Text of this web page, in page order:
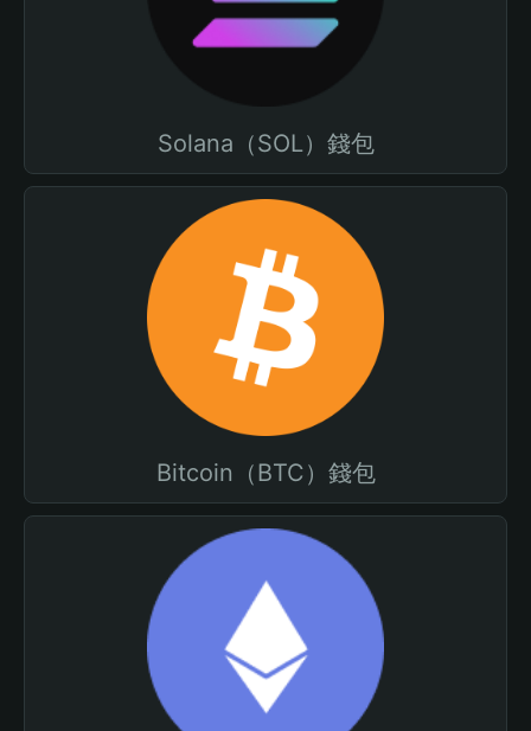
Solana（SOL）錢包
Bitcoin（BTC）錢包